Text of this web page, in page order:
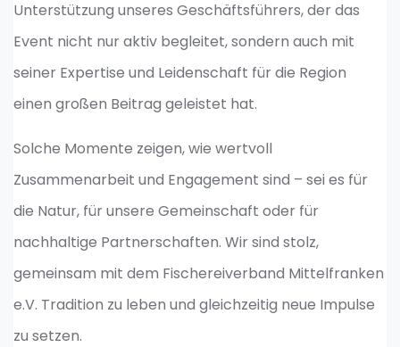
Unterstützung unseres Geschäftsführers, der das
Event nicht nur aktiv begleitet, sondern auch mit
seiner Expertise und Leidenschaft für die Region
einen großen Beitrag geleistet hat.
Solche Momente zeigen, wie wertvoll
Zusammenarbeit und Engagement sind – sei es für
die Natur, für unsere Gemeinschaft oder für
nachhaltige Partnerschaften. Wir sind stolz,
gemeinsam mit dem Fischereiverband Mittelfranken
e.V. Tradition zu leben und gleichzeitig neue Impulse
zu setzen.